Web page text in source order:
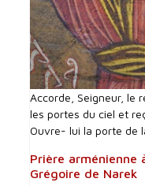
Accorde, Seigneur, le
les portes du ciel et
Ouvre- lui la porte de
Prière arménienne
Grégoire de Narek